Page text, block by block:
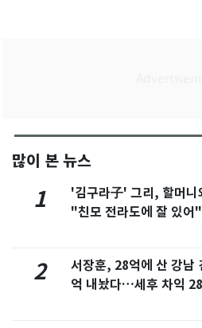
많이 본 뉴스
1
'김구라子' 그리, 할머니
"친모 전라도에 잘 있
2
서장훈, 28억에 산 강남
억 내놨다…세후 차익